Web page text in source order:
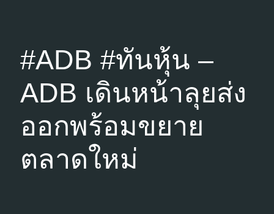
#ADB #ทันหุ้น –
ADB เดินหน้าลุยส่ง
ออกพร้อมขยาย
ตลาดใหม่